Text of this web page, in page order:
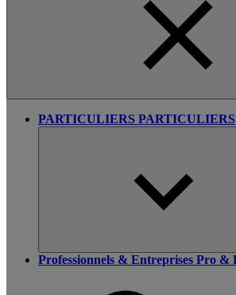
PARTICULIERS PARTICULIERS
Professionnels & Entreprises Pro &